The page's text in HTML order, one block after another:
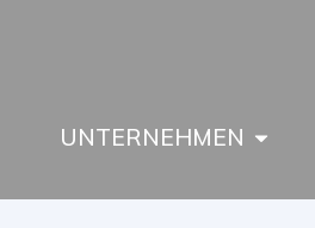
UNTERNEHMEN